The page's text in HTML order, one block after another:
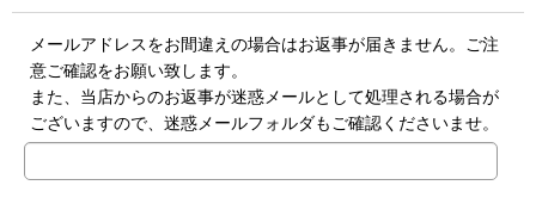
メールアドレスをお間違えの場合はお返事が届きません。ご注
意ご確認をお願い致します。
また、当店からのお返事が迷惑メールとして処理される場合が
ございますので、迷惑メールフォルダもご確認くださいませ。